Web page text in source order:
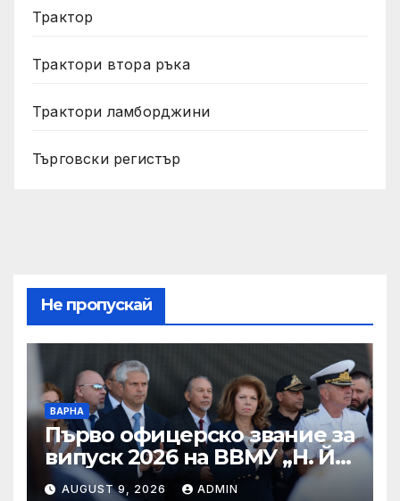
Трактор
Трактори втора ръка
Трактори ламборджини
Търговски регистър
Не пропускай
ВАРНА
Първо офицерско звание за
випуск 2026 на ВВМУ „Н. Й.
Вапцаров“
AUGUST 9, 2026 ADMIN